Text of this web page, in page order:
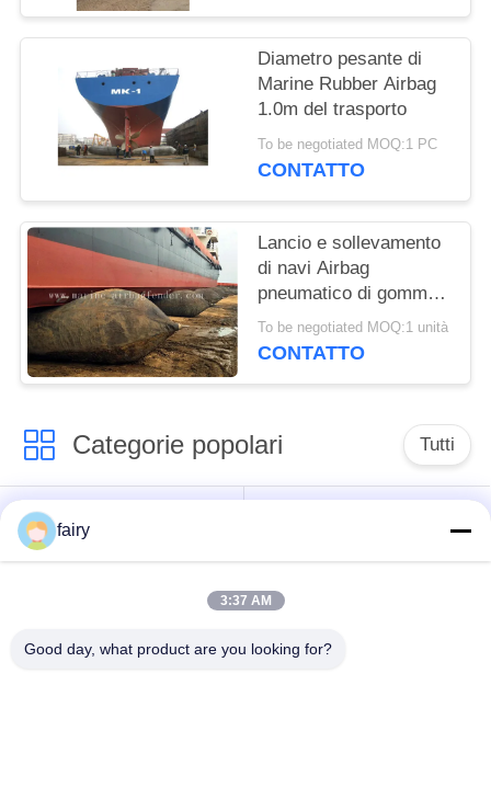
Diametro pesante di
Marine Rubber Airbag
1.0m del trasporto
To be negotiated MOQ:1 PC
CONTATTO
Lancio e sollevamento
di navi Airbag
pneumatico di gomma
marino
To be negotiated MOQ:1 unità
CONTATTO
Categorie popolari Tutti
Cuscino
ammortizzatore
pneumatico di
Yokohama
Cuscini
fairy
3:37 AM
Good day, what product are you looking for?